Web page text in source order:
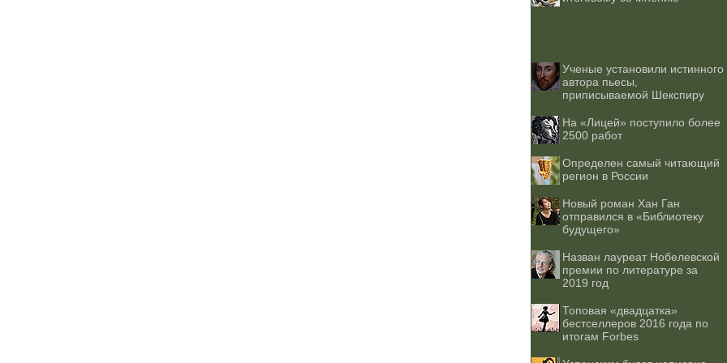
Ученые установили истинного
автора пьесы,
приписываемой Шекспиру
На «Лицей» поступило более
2500 работ
Определен самый читающий
регион в России
Новый роман Хан Ган
отправился в «Библиотеку
будущего»
Назван лауреат Нобелевской
премии по литературе за
2019 год
Топовая «двадцатка»
бестселлеров 2016 года по
итогам Forbes